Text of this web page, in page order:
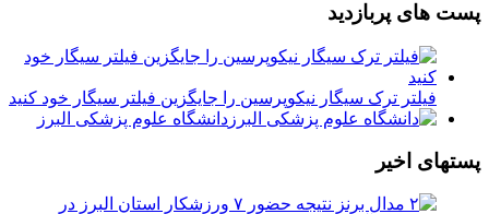
پست های پربازدید
فیلتر ترک سیگار نیکوپرسین را جایگزین فیلتر سیگار خود کنید
دانشگاه علوم پزشکی البرز
پستهای اخیر